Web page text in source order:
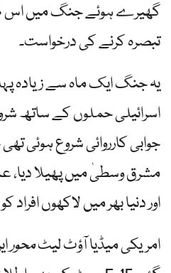
گھیرے ہوئے جنگ میں اس
تبصرہ کرنے کی درخواست۔
یہ جنگ ایک ماہ سے زیادہ
اسرائیلی حملوں کے ساتھ
جوابی کارروائی شروع ہوئی
مشرق وسطیٰ میں پھیلا دیا،
اور دنیا بھر میں لاکھوں افراد
امریکی میڈیا آؤٹ لیٹمحور